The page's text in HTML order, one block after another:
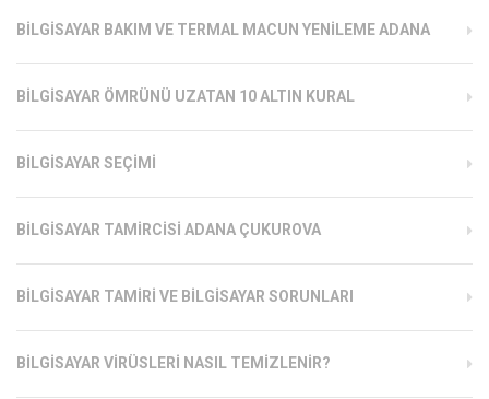
BILGISAYAR BAKIM VE TERMAL MACUN YENILEME ADANA
BILGISAYAR ÖMRÜNÜ UZATAN 10 ALTIN KURAL
BILGISAYAR SEÇIMI
BILGISAYAR TAMIRCISI ADANA ÇUKUROVA
BILGISAYAR TAMIRI VE BILGISAYAR SORUNLARI
BILGISAYAR VIRÜSLERI NASIL TEMIZLENIR?